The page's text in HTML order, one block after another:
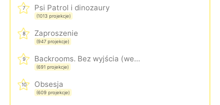
7 Psi Patrol i dinozaury
(1013 projekcje)
8 Zaproszenie
(947 projekcje)
9 Backrooms. Bez wyjścia (wersja rozszerzona)
(691 projekcje)
10 Obsesja
(609 projekcje)